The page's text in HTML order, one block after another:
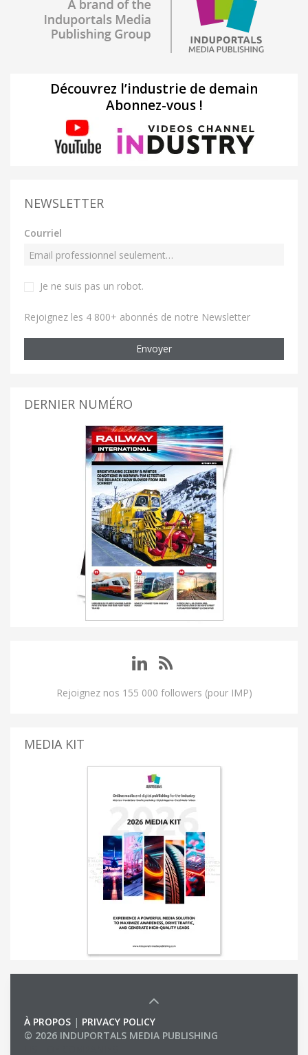
Découvrez l’industrie de demain
Abonnez-vous !
NEWSLETTER
Courriel
Je ne suis pas un robot.
Rejoignez les 4 800+ abonnés de notre Newsletter
Envoyer
DERNIER NUMÉRO
Rejoignez nos 155 000 followers (pour IMP)
MEDIA KIT
À PROPOS | PRIVACY POLICY
© 2026 INDUPORTALS MEDIA PUBLISHING